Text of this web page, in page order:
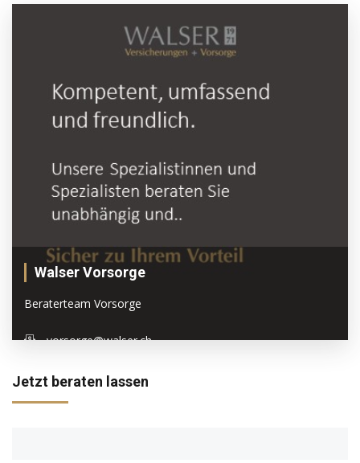
Walser Vorsorge
Beraterteam Vorsorge
vorsorge@walser.ch
Jetzt beraten lassen